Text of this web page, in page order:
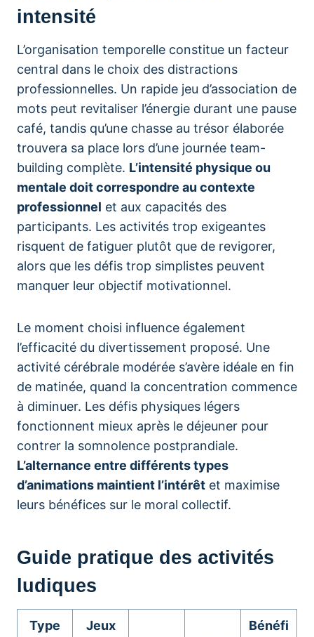
intensité
L’organisation temporelle constitue un facteur
central dans le choix des distractions
professionnelles. Un rapide jeu d’association de
mots peut revitaliser l’énergie durant une pause
café, tandis qu’une chasse au trésor élaborée
trouvera sa place lors d’une journée team-
building complète. L’intensité physique ou
mentale doit correspondre au contexte
professionnel et aux capacités des
participants. Les activités trop exigeantes
risquent de fatiguer plutôt que de revigorer,
alors que les défis trop simplistes peuvent
manquer leur objectif motivationnel.
Le moment choisi influence également
l’efficacité du divertissement proposé. Une
activité cérébrale modérée s’avère idéale en fin
de matinée, quand la concentration commence
à diminuer. Les défis physiques légers
fonctionnent mieux après le déjeuner pour
contrer la somnolence postprandiale.
L’alternance entre différents types
d’animations maintient l’intérêt et maximise
leurs bénéfices sur le moral collectif.
Guide pratique des activités
ludiques
Type
Jeux
Bénéfi